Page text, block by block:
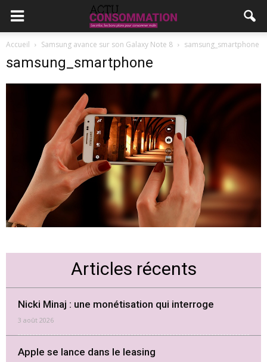
Accueil Samsung avance sur son Galaxy Note 8 samsung_smartphone
samsung_smartphone
Articles récents
Nicki Minaj : une monétisation qui interroge
3 août 2026
Apple se lance dans le leasing